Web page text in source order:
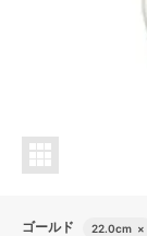
ゴールド 22.0cm ×